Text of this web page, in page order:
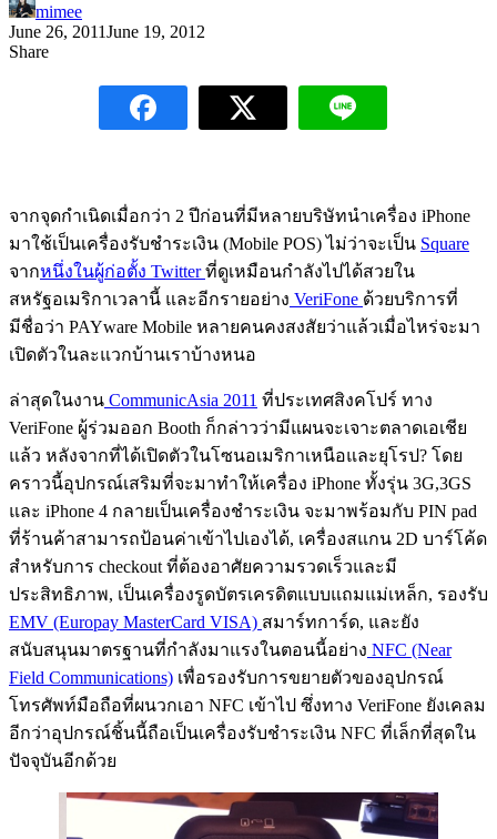
mimee
June 26, 2011June 19, 2012
Share
จากจุดกำเนิดเมื่อกว่า 2 ปีก่อนที่มีหลายบริษัทนำเครื่อง iPhone
มาใช้เป็นเครื่องรับชำระเงิน (Mobile POS) ไม่ว่าจะเป็น Square
จากหนึ่งในผู้ก่อตั้ง Twitterที่ดูเหมือนกำลังไปได้สวยใน
สหรัฐอเมริกาเวลานี้ และอีกรายอย่าง VeriFone ด้วยบริการที่
มีชื่อว่า PAYware Mobile หลายคนคงสงสัยว่าแล้วเมื่อไหร่จะมา
เปิดตัวในละแวกบ้านเราบ้างหนอ
ล่าสุดในงาน CommunicAsia 2011 ที่ประเทศสิงคโปร์ ทาง
VeriFone ผู้ร่วมออก Booth ก็กล่าวว่ามีแผนจะเจาะตลาดเอเชีย
แล้ว หลังจากที่ได้เปิดตัวในโซนอเมริกาเหนือและยุโรป? โดย
คราวนี้อุปกรณ์เสริมที่จะมาทำให้เครื่อง iPhone ทั้งรุ่น 3G,3GS
และ iPhone 4 กลายเป็นเครื่องชำระเงิน จะมาพร้อมกับ PIN pad
ที่ร้านค้าสามารถป้อนค่าเข้าไปเองได้, เครื่องสแกน 2D บาร์โค้ด
สำหรับการ checkout ที่ต้องอาศัยความรวดเร็วและมี
ประสิทธิภาพ, เป็นเครื่องรูดบัตรเครดิตแบบแถมแม่เหล็ก, รองรับ
EMV (Europay MasterCard VISA) สมาร์ทการ์ด, และยัง
สนับสนุนมาตรฐานที่กำลังมาแรงในตอนนี้อย่าง NFC (Near
Field Communications) เพื่อรองรับการขยายตัวของอุปกรณ์
โทรศัพท์มือถือที่ผนวกเอา NFC เข้าไป ซึ่งทาง VeriFone ยังเคลม
อีกว่าอุปกรณ์ชิ้นนี้ถือเป็นเครื่องรับชำระเงิน NFC ที่เล็กที่สุดใน
ปัจจุบันอีกด้วย